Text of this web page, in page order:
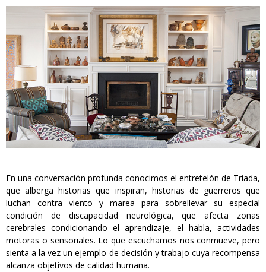
En una conversación profunda conocimos el entretelón de Triada,
que alberga historias que inspiran, historias de guerreros que
luchan contra viento y marea para sobrellevar su especial
condición de discapacidad neurológica, que afecta zonas
cerebrales condicionando el aprendizaje, el habla, actividades
motoras o sensoriales. Lo que escuchamos nos conmueve, pero
sienta a la vez un ejemplo de decisión y trabajo cuya recompensa
alcanza objetivos de calidad humana.